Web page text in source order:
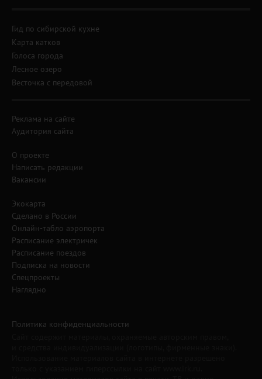
Гид по сибирской кухне
Карта катков
Голоса города
Лесное озеро
Весточка с передовой
Реклама на сайте
Аудитория сайта
О проекте
Написать редакции
Вакансии
Экокарта
Сделано в России
Онлайн-табло аэропорта
Расписание электричек
Расписание поездов
Подписка на новости
Спецпроекты
Наглядно
Политика конфиденциальности